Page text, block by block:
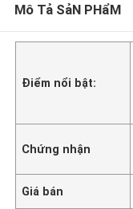
Mô Tả SảN PHẩM
Điểm nổi bật:
Chứng nhận
Giá bán